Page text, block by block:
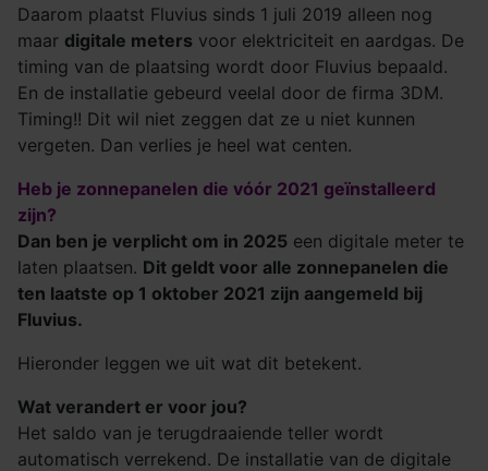
Daarom plaatst Fluvius sinds 1 juli 2019 alleen nog
maar digitale meters voor elektriciteit en aardgas. De
timing van de plaatsing wordt door Fluvius bepaald.
En de installatie gebeurd veelal door de firma 3DM.
Timing!! Dit wil niet zeggen dat ze u niet kunnen
vergeten. Dan verlies je heel wat centen.
Heb je zonnepanelen die vóór 2021 geïnstalleerd
zijn?
Dan ben je verplicht om in 2025 een digitale meter te
laten plaatsen. Dit geldt voor alle zonnepanelen die
ten laatste op 1 oktober 2021 zijn aangemeld bij
Fluvius.
Hieronder leggen we uit wat dit betekent.
Wat verandert er voor jou?
Het saldo van je terugdraaiende teller wordt
automatisch verrekend. De installatie van de digitale